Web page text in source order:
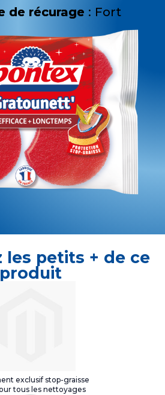
de récurage : Fort
les petits + de ce
produit
exclusif stop-graisse
tous les nettoyages